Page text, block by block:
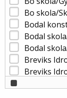
Bo skola/
Bodal
Bodal
Bodal
Breviks
Breviks